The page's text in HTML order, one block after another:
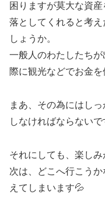
困りますが莫大な資
落としてくれると考
しょうか。
一般人のわたしたちが
際に観光などでお金を
まあ、その為にはし
しなければならない
それにしても、楽し
次は、どこへ行こう
えてしまいます💦